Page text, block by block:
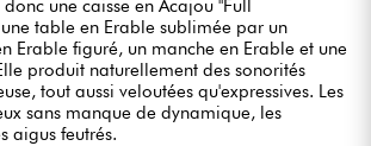
une caisse en Acajou "Full
table en Erable sublimée par un
Erable figuré, un manche en Erable et une
produit naturellement des sonorités
tout aussi veloutées qu'expressives. Les
sans manque de dynamique, les
aigus feutrés.